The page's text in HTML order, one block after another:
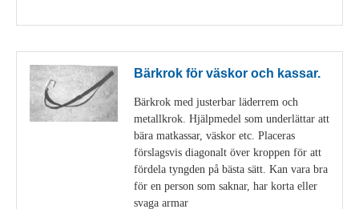
Bärkrok för väskor och kassar.
Bärkrok med justerbar läderrem och
metallkrok. Hjälpmedel som underlättar att
bära matkassar, väskor etc. Placeras
förslagsvis diagonalt över kroppen för att
fördela tyngden på bästa sätt. Kan vara bra
för en person som saknar, har korta eller
svaga armar